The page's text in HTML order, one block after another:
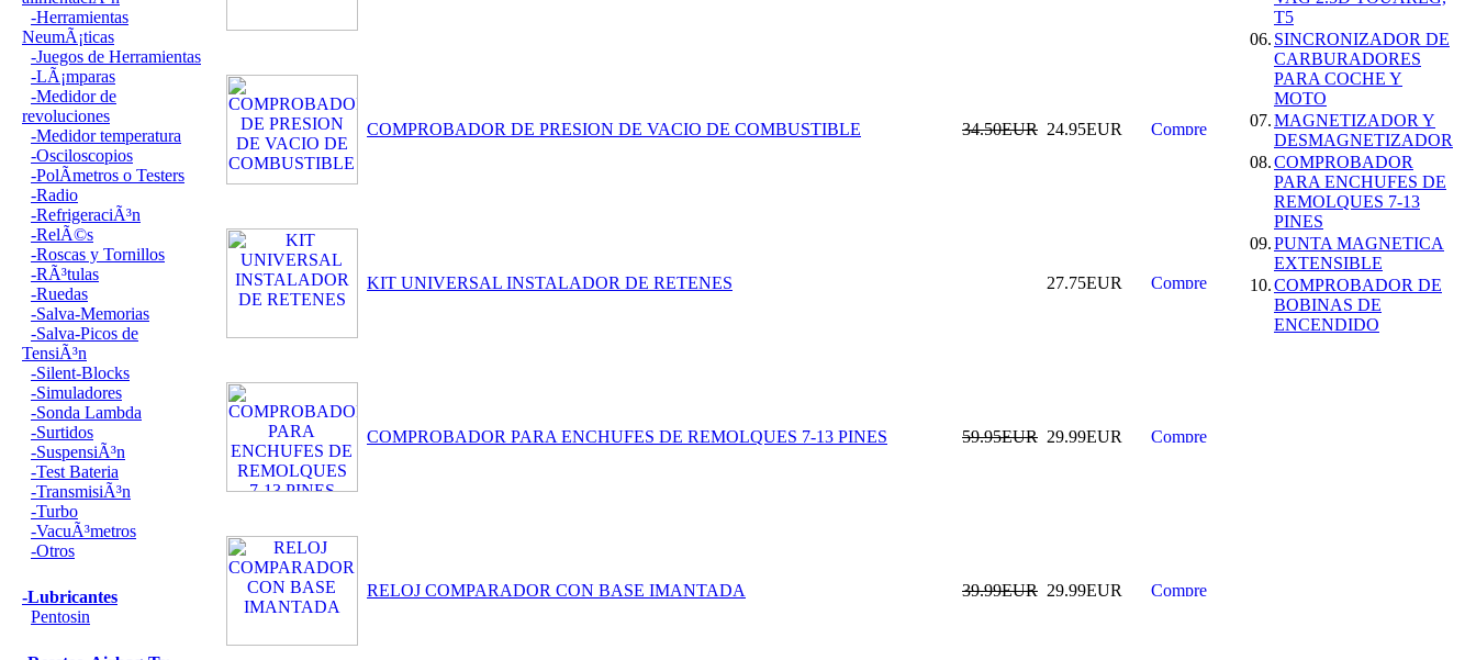
-Herramientas
NeumÃ¡ticas
-Juegos de Herramientas
-LÃ¡mparas
-Medidor de
revoluciones
-Medidor temperatura
-Osciloscopios
-PolÃ­metros o Testers
-Radio
-RefrigeraciÃ³n
-RelÃ©s
-Roscas y Tornillos
-RÃ³tulas
-Ruedas
-Salva-Memorias
-Salva-Picos de
TensiÃ³n
-Silent-Blocks
-Simuladores
-Sonda Lambda
-Surtidos
-SuspensiÃ³n
-Test Bateria
-TransmisiÃ³n
-Turbo
-VacuÃ³metros
-Otros
-Lubricantes
Pentosin
COMPROBADOR DE PRESION DE VACIO DE COMBUSTIBLE 34.50EUR 24.95EUR
KIT UNIVERSAL INSTALADOR DE RETENES 27.75EUR
COMPROBADOR PARA ENCHUFES DE REMOLQUES 7-13 PINES 59.95EUR 29.99EUR
RELOJ COMPARADOR CON BASE IMANTADA 39.99EUR 29.99EUR
MEDIDOR DE
ESPESOR DE
CHAPA
29.99EUR
---------
T5
06. SINCRONIZADOR DE
CARBURADORES
PARA COCHE Y
MOTO
07.MAGNETIZADOR Y
DESMAGNETIZADOR
08.COMPROBADOR
PARA ENCHUFES DE
REMOLQUES 7-13
PINES
09.PUNTA MAGNETICA
EXTENSIBLE
10.COMPROBADOR DE
BOBINAS DE
ENCENDIDO